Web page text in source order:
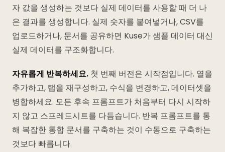
자 값을 생성하는 것보다 실제 데이터를 사용할 때 더 나
은 결과를 생성합니다. 실제 숫자를 붙여넣거나, CSV를
업로드하거나, 문서를 공유하면 Kuse가 샘플 데이터 대신
실제 데이터를 구조화합니다.
자유롭게 반복하세요. 첫 번째 버전은 시작점입니다. 열을
추가하고, 탭을 재구성하고, 수식을 변경하고, 데이터셋을
병합하세요. 모든 후속 프롬프트가 처음부터 다시 시작하
지 않고 스프레드시트를 다듬습니다. 반복 프롬프트를 통
해 복잡한 통합 문서를 구축하는 것이 수동으로 구축하는
것보다 빠릅니다.